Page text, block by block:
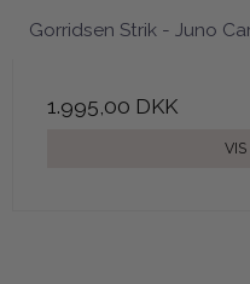
Gorridsen Strik - Juno
1.995,00 DKK
VIS